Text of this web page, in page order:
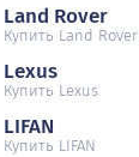
Land Rover
Купить Land Rover
Lexus
Купить Lexus
LIFAN
Купить LIFAN